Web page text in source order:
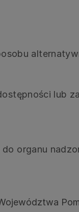
lub
organu